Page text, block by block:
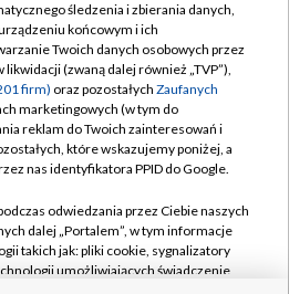
TVP
TVP
prywatności
Moje zgody
Pomoc
Kontakt
śledzenia i zbierania danych,
końcowym i ich
Twoich danych osobowych przez
likwidacji (zwaną dalej również „TVP”),
firm) oraz pozostałych Zaufanych
marketingowych (w tym do
reklam do Twoich zainteresowań i
które wskazujemy poniżej, a
nas identyfikatora PPID do Google.
odwiedzania przez Ciebie naszych
dalej „Portalem”, w tym informacje
takich jak: pliki cookie, sygnalizatory
umożliwiających świadczenie